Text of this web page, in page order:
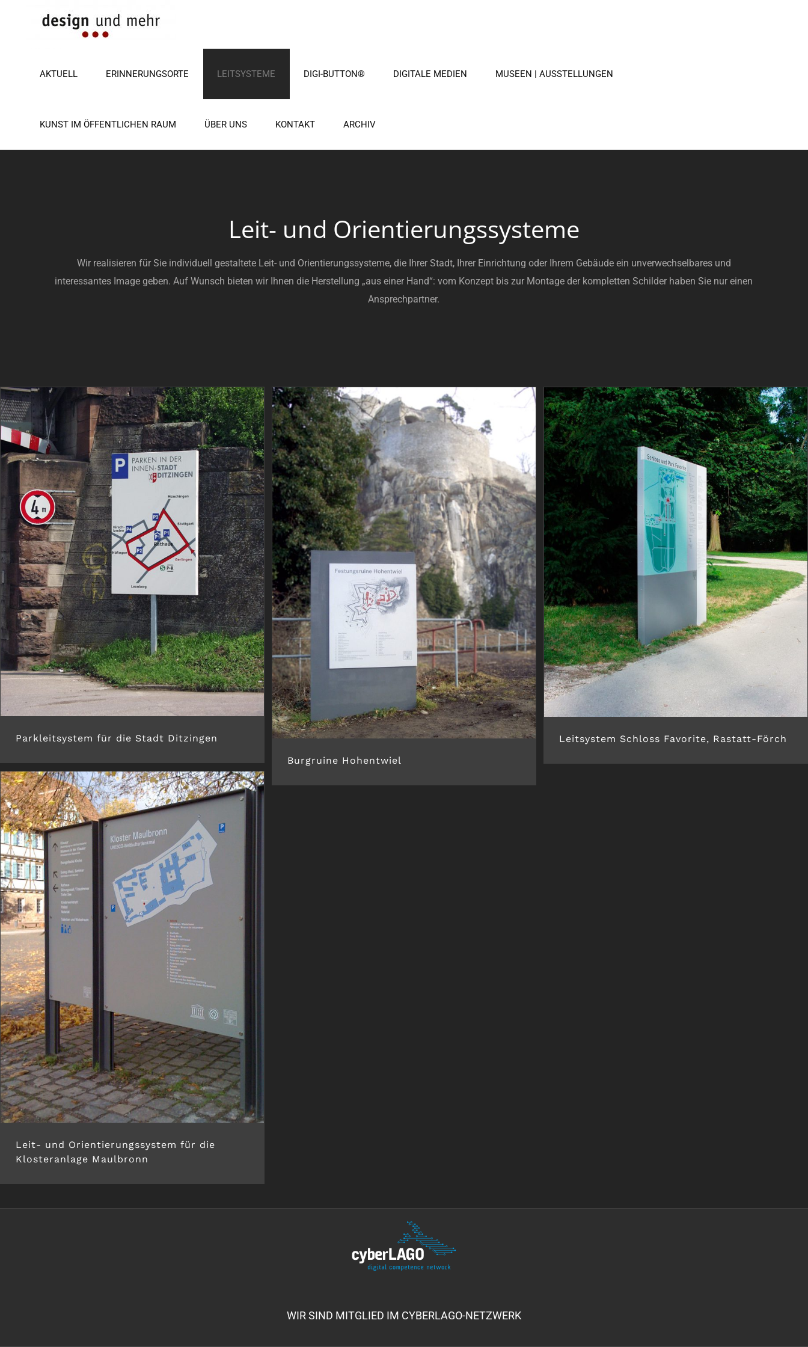
AKTUELL ERINNERUNGSORTE LEITSYSTEME DIGI-BUTTON® DIGITALE MEDIEN MUSEEN | AUSSTELLUNGEN
KUNST IM ÖFFENTLICHEN RAUM ÜBER UNS KONTAKT ARCHIV
Leit- und Orientierungssysteme
Wir realisieren für Sie individuell gestaltete Leit- und Orientierungssysteme, die Ihrer Stadt, Ihrer Einrichtung oder Ihrem Gebäude ein unverwechselbares und
interessantes Image geben. Auf Wunsch bieten wir Ihnen die Herstellung „aus einer Hand“: vom Konzept bis zur Montage der kompletten Schilder haben Sie nur einen
Ansprechpartner.
Parkleitsystem für die Stadt Ditzingen
Burgruine Hohentwiel
Leitsystem Schloss Favorite, Rastatt-Förch
Leit- und Orientierungssystem für die
Klosteranlage Maulbronn
WIR SIND MITGLIED IM CYBERLAGO-NETZWERK